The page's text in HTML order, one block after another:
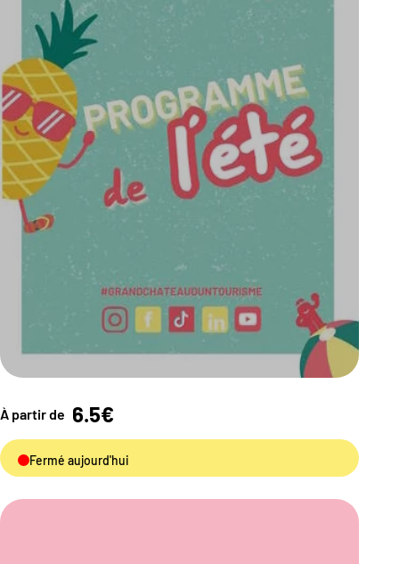
À partir de 6.5€
Fermé aujourd'hui